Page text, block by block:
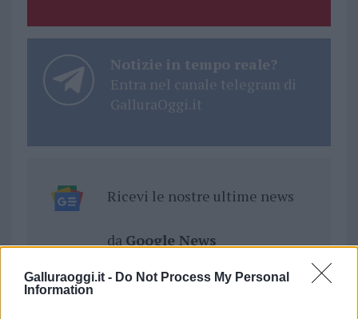
Galluraoggi.it - Do Not Process My Personal
Information
Notizie in tempo reale?
Entra nel canale telegram di
GalluraOggi.it
Ricevi le nostre ultime news
da Google News